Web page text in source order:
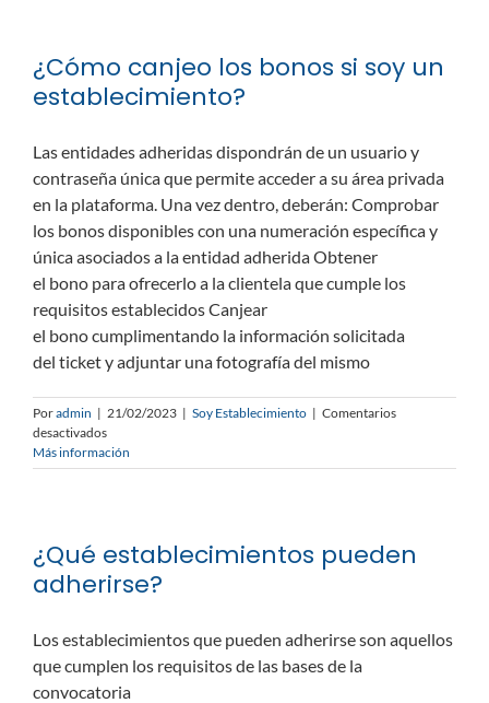
las
ventas?
¿Cómo canjeo los bonos si soy un
establecimiento?
Las entidades adheridas dispondrán de un usuario y
contraseña única que permite acceder a su área privada
en la plataforma. Una vez dentro, deberán: Comprobar
los bonos disponibles con una numeración específica y
única asociados a la entidad adherida Obtener
el bono para ofrecerlo a la clientela que cumple los
requisitos establecidos Canjear
el bono cumplimentando la información solicitada
del ticket y adjuntar una fotografía del mismo
Poradmin | 21/02/2023 | Soy Establecimiento | Comentarios
desactivadosen
¿Cómo
canjeo
soy
un
establecimiento?
Más información
¿Qué establecimientos pueden
adherirse?
Los establecimientos que pueden adherirse son aquellos
que cumplen los requisitos de las bases de la
convocatoria